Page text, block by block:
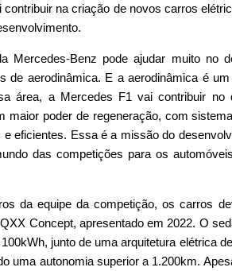
na criação de novos carros
Mercedes-Benz pode ajudar muito no
de aerodinâmica. E a aerodinâmica é
área, a Mercedes F1 vai contribuir no
maior poder de regeneração, com
eficientes. Essa é a missão do
das competições para os
da equipe da competição, os carros
Concept, apresentado em 2022. O
junto de uma arquitetura elétrica
uma autonomia superior a 1.200km.